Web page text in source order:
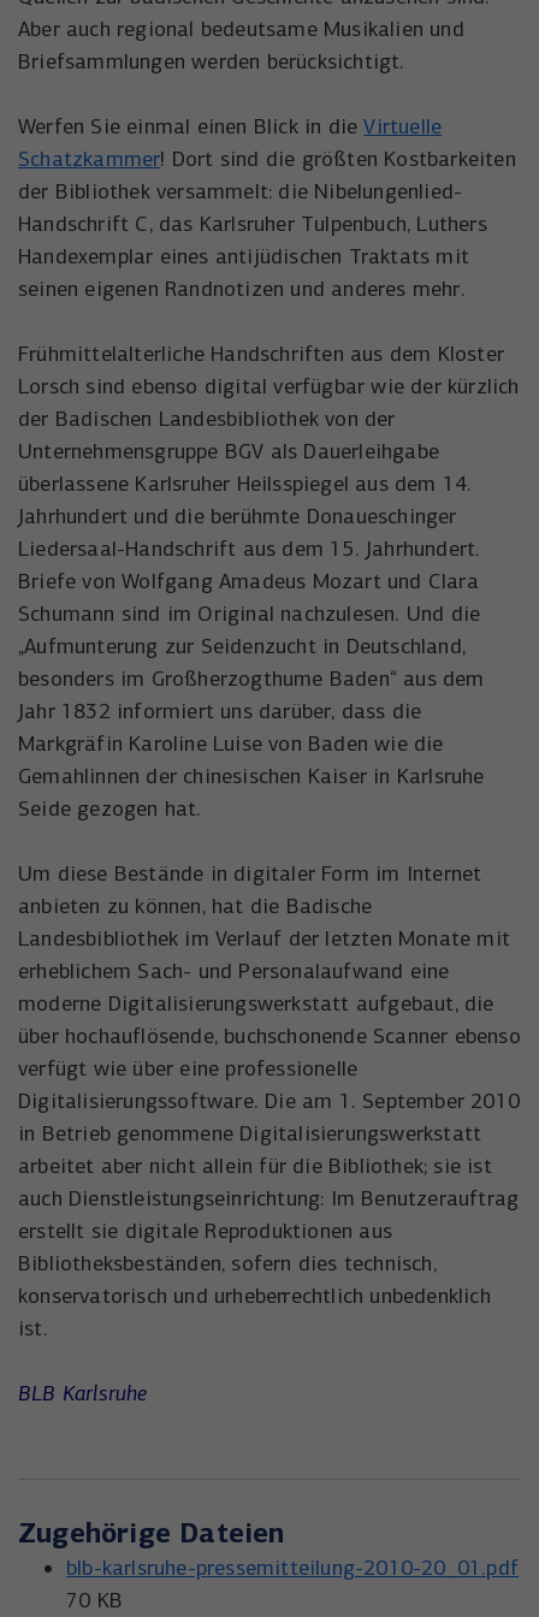
Aber auch regional bedeutsame Musikalien und
Briefsammlungen werden berücksichtigt.
Werfen Sie einmal einen Blick in dieVirtuelle
Schatzkammer! Dort sind die größten Kostbarkeiten
der Bibliothek versammelt: die Nibelungenlied-
Handschrift C, das Karlsruher Tulpenbuch, Luthers
Handexemplar eines antijüdischen Traktats mit
seinen eigenen Randnotizen und anderes mehr.
Frühmittelalterliche Handschriften aus dem Kloster
Lorsch sind ebenso digital verfügbar wie der kürzlich
der Badischen Landesbibliothek von der
Unternehmensgruppe BGV als Dauerleihgabe
überlassene Karlsruher Heilsspiegel aus dem 14.
Jahrhundert und die berühmte Donaueschinger
Liedersaal-Handschrift aus dem 15. Jahrhundert.
Briefe von Wolfgang Amadeus Mozart und Clara
Schumann sind im Original nachzulesen. Und die
„Aufmunterung zur Seidenzucht in Deutschland,
besonders im Großherzogthume Baden“ aus dem
Jahr 1832 informiert uns darüber, dass die
Markgräfin Karoline Luise von Baden wie die
Gemahlinnen der chinesischen Kaiser in Karlsruhe
Seide gezogen hat.
Um diese Bestände in digitaler Form im Internet
anbieten zu können, hat die Badische
Landesbibliothek im Verlauf der letzten Monate mit
erheblichem Sach- und Personalaufwand eine
moderne Digitalisierungswerkstatt aufgebaut, die
über hochauflösende, buchschonende Scanner ebenso
verfügt wie über eine professionelle
Digitalisierungssoftware. Die am 1. September 2010
in Betrieb genommene Digitalisierungswerkstatt
arbeitet aber nicht allein für die Bibliothek; sie ist
auch Dienstleistungseinrichtung: Im Benutzerauftrag
erstellt sie digitale Reproduktionen aus
Bibliotheksbeständen, sofern dies technisch,
konservatorisch und urheberrechtlich unbedenklich
ist.
BLB Karlsruhe
Zugehörige Dateien
blb-karlsruhe-pressemitteilung-2010-20_01.pdf
70 KB
Anbieter Walter Nagel GmbH & Co. KG
Laufzeit 30 Tage
Zweck
Speichert die Besucher-Quelle für
Webinar-Anmeldungen.
Anbieter Meta Platforms, Inc.
Zweck
Wird von Facebook/Meta genutzt, um den
Erfolg von Werbeanzeigen zu messen und
Nutzer zu identifizieren.
Laufzeit 1 Jahr
Zweck
Wird von Microsoft Bing Ads verwendet
um Nutzer über Webseiten hinweg zu
verfolgen.
Name _uetsid
Anbieter Microsoft Corporation
Zweck
Wird von Microsoft Bing Ads verwendet
um Nutzer über Webseiten hinweg zu
verfolgen.
Externe Inhalte
blockiert. Wenn Cookies von externen Medien akzeptiert
werden, bedarf der Zugriff auf diese Inhalte keiner
manuellen Einwilligung mehr.
Name NID
Anbieter Google Maps
Laufzeit
Zweck
Wird zum Entsperren von Google Maps-
Inhalten verwendet.
Name NID
Anbieter YouTube
6 Monate
Wird verwendet, um YouTube-Inhalte zu
entsperren.
Cookie-Informationen anzeigen